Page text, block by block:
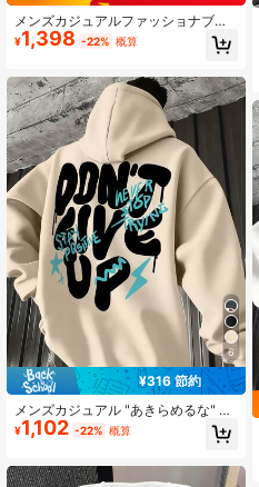
メンズカジュアルファッショナブル
ストリートパーカー、レタープリン
ト、カンガルーポケット、紐付き、
¥1,398 -22% 概算
6
¥316 節約
メンズカジュアル "あきらめるな" ス
ローガンプリント カンガルーポケッ
ト ドローストリング付きパーカー、
¥1,102 -22% 概算